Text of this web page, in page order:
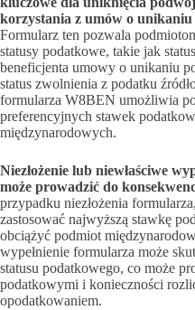
korzystania z umów o
Formularz ten pozwala
statusy podatkowe, takie jak
beneficjenta umowy o unikaniu
status zwolnienia z podatku
formularza W8BEN umożliwia
preferencyjnych stawek
międzynarodowych.
Niezłożenie lub niewłaściwe
może prowadzić do
przypadku niezłożenia
zastosować najwyższą stawkę
obciążyć podmiot
wypełnienie formularza może
statusu podatkowego, co może
podatkowymi i konieczności
opodatkowaniem.